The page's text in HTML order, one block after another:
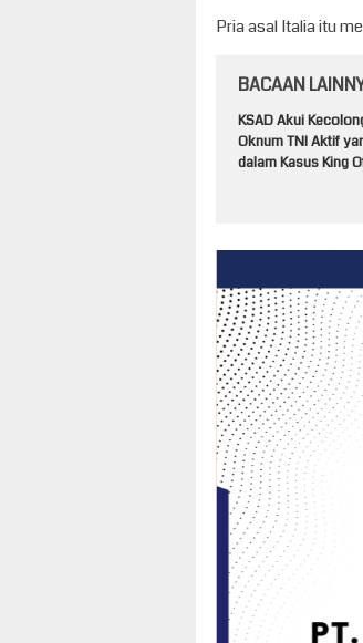
Pria asal Italia itu
BACAAN
KSAD Akui
Oknum TNI Aktif
dalam Kasus King